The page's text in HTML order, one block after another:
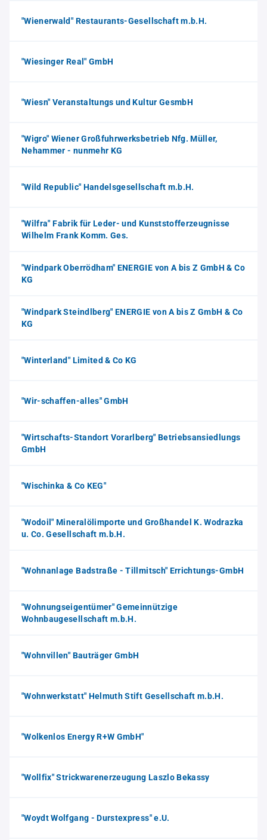
"Wienerwald" Restaurants-Gesellschaft m.b.H.
"Wiesinger Real" GmbH
"Wiesn" Veranstaltungs und Kultur GesmbH
"Wigro" Wiener Großfuhrwerksbetrieb Nfg. Müller,
Nehammer - nunmehr KG
"Wild Republic" Handelsgesellschaft m.b.H.
"Wilfra" Fabrik für Leder- und Kunststofferzeugnisse
Wilhelm Frank Komm. Ges.
"Windpark Oberrödham" ENERGIE von A bis Z GmbH & Co
KG
"Windpark Steindlberg" ENERGIE von A bis Z GmbH & Co
KG
"Winterland" Limited & Co KG
"Wir-schaffen-alles" GmbH
"Wirtschafts-Standort Vorarlberg" Betriebsansiedlungs
GmbH
"Wischinka & Co KEG"
"Wodoil" Mineralölimporte und Großhandel K. Wodrazka
u. Co. Gesellschaft m.b.H.
"Wohnanlage Badstraße - Tillmitsch" Errichtungs-GmbH
"Wohnungseigentümer" Gemeinnützige
Wohnbaugesellschaft m.b.H.
"Wohnvillen" Bauträger GmbH
"Wohnwerkstatt" Helmuth Stift Gesellschaft m.b.H.
"Wolkenlos Energy R+W GmbH"
"Wollfix" Strickwarenerzeugung Laszlo Bekassy
"Woydt Wolfgang - Durstexpress" e.U.